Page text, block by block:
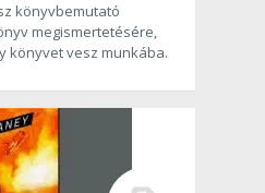
könyvbemutató
megismertetésére,
könyvet vesz munkába.